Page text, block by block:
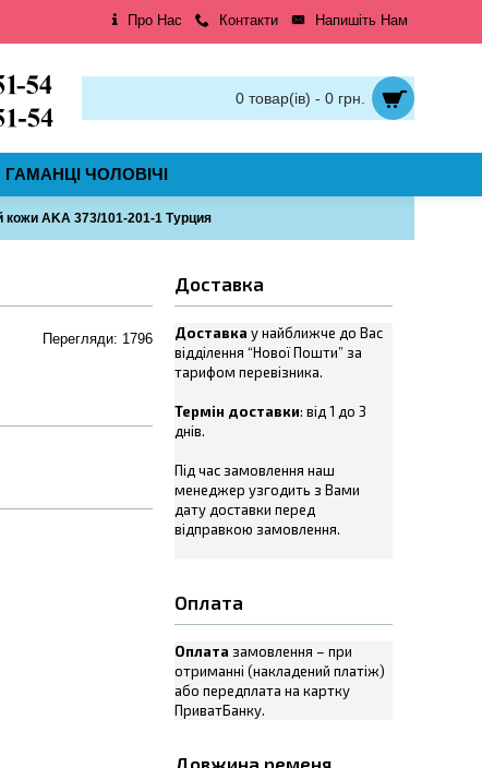
Про Нас Контакти Напишіть Нам
0 товар(ів) - 0 грн.
ГАМАНЦІ ЧОЛОВІЧІ
AKA 373/101-201-1 Турция
Доставка
Доставка у найближче до Вас
відділення “Нової Пошти” за
тарифом перевізника.
Термін доставки: від 1 до 3
днів.
Під час замовлення наш
менеджер узгодить з Вами
дату доставки перед
відправкою замовлення.
Оплата
Оплата замовлення – при
отриманні (накладений платіж)
або передплата на картку
ПриватБанку.
Довжина ременя
Перегляди: 1796